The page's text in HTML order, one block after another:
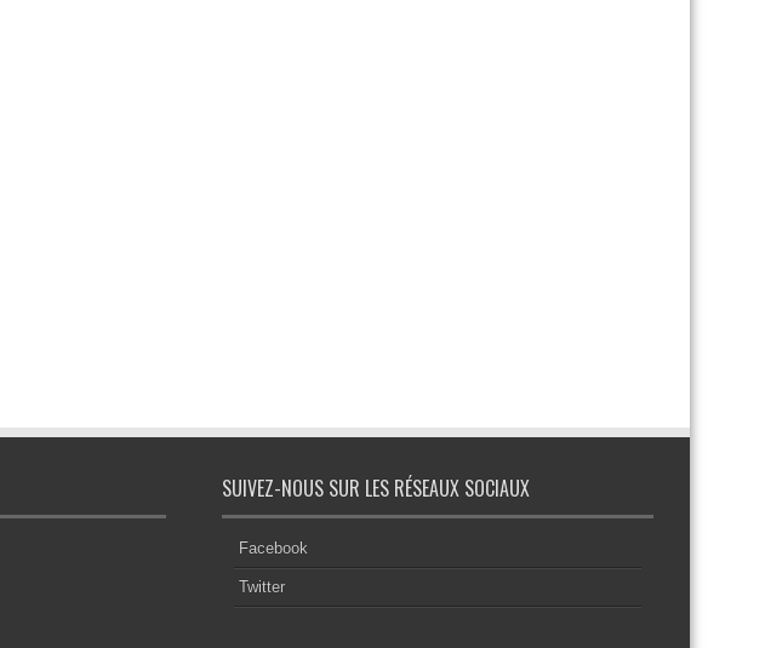
SUIVEZ-NOUS SUR LES RÉSEAUX SOCIAUX
Facebook
Twitter